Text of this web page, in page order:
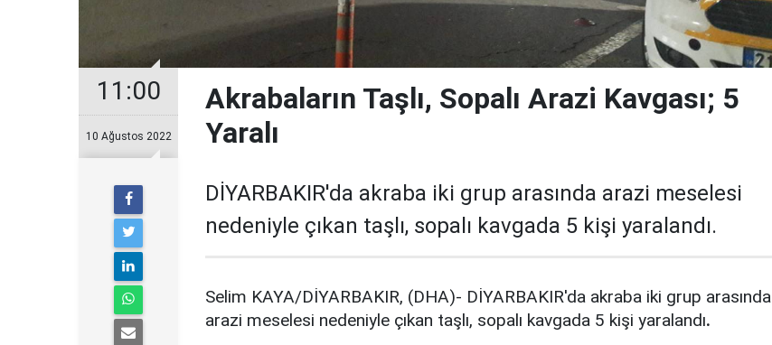
11:00
10 Ağustos 2022
Akrabaların Taşlı, Sopalı Arazi Kavgası; 5
Yaralı
DİYARBAKIR'da akraba iki grup arasında arazi meselesi
nedeniyle çıkan taşlı, sopalı kavgada 5 kişi yaralandı.
Selim KAYA/DİYARBAKIR, (DHA)- DİYARBAKIR'da akraba iki grup arasında
arazi meselesi nedeniyle çıkan taşlı, sopalı kavgada 5 kişi yaralandı.